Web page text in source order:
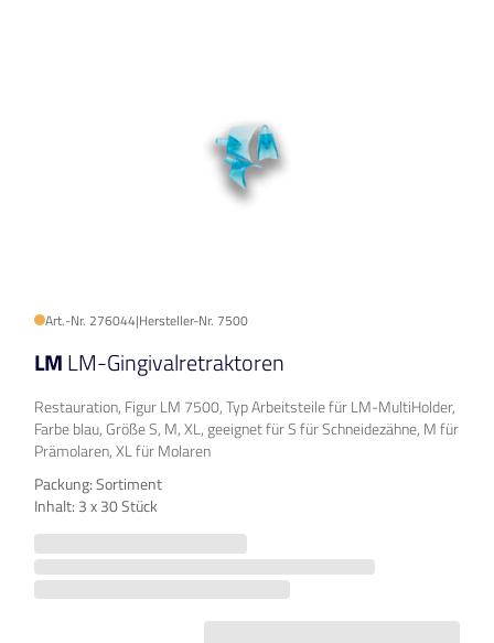
Art.-Nr. 276044|Hersteller-Nr. 7500
LMLM-Gingivalretraktoren
Restauration, Figur LM 7500, Typ Arbeitsteile für LM-MultiHolder,
Farbe blau, Größe S, M, XL, geeignet für S für Schneidezähne, M für
Prämolaren, XL für Molaren
Packung: Sortiment
Inhalt: 3 x 30 Stück